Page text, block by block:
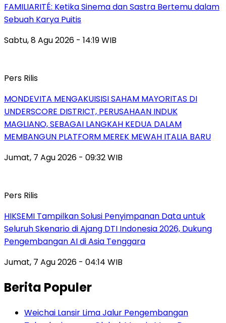
FAMILIARITÉ: Ketika Sinema dan Sastra Bertemu dalam
Sebuah Karya Puitis
Sabtu, 8 Agu 2026 - 14:19 WIB
Pers Rilis
MONDEVITA MENGAKUISISI SAHAM MAYORITAS DI
UNDERSCORE DISTRICT, PERUSAHAAN INDUK
MAGLIANO, SEBAGAI LANGKAH KEDUA DALAM
MEMBANGUN PLATFORM MEREK MEWAH ITALIA BARU
Jumat, 7 Agu 2026 - 09:32 WIB
Pers Rilis
HIKSEMI Tampilkan Solusi Penyimpanan Data untuk
Seluruh Skenario di Ajang DTI Indonesia 2026, Dukung
Pengembangan AI di Asia Tenggara
Jumat, 7 Agu 2026 - 04:14 WIB
Berita Populer
Weichai Lansir Lima Jalur Pengembangan